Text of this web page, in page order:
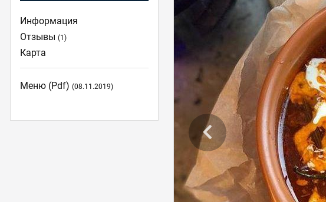
Информация
Отзывы(1)
Карта
Меню (pdf)(08.11.2019)